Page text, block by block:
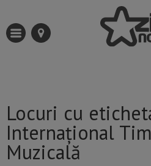
Locuri cu
Internațional
Muzicală